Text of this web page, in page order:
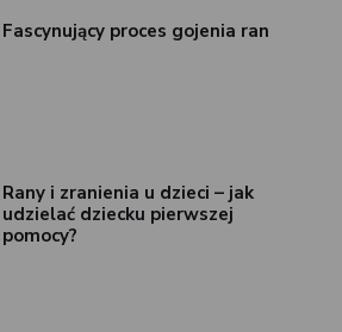
Fascynujący proces gojenia ran
Rany i zranienia u dzieci – jak
udzielać dziecku pierwszej
pomocy?